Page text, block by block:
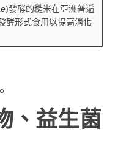
)發酵的糙米在亞洲普遍
酵形式食用以提高消化
、益生菌